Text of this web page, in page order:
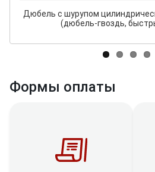
Дюбель с шурупом
(дюбель-гвоздь,
Формы оплаты